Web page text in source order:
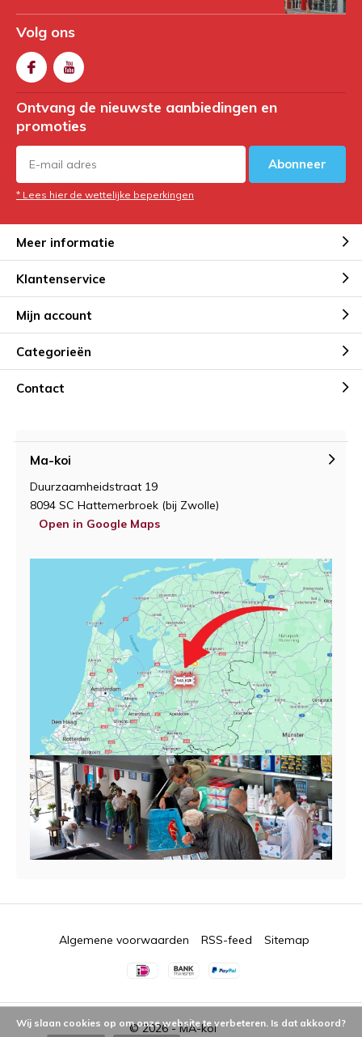
Volg ons
Ontvang de nieuwste aanbiedingen en
promoties
Abonneer
* Lees hier de wettelijke beperkingen
Meer informatie
Klantenservice
Mijn account
Categorieën
Contact
Ma-koi
Duurzaamheidstraat 19
8094 SC Hattemerbroek (bij Zwolle)
Open in Google Maps
© 2026 -MA-koi
Algemene voorwaarden RSS-feed Sitemap
Wij slaan cookies op om onze website te verbeteren. Is dat akkoord?